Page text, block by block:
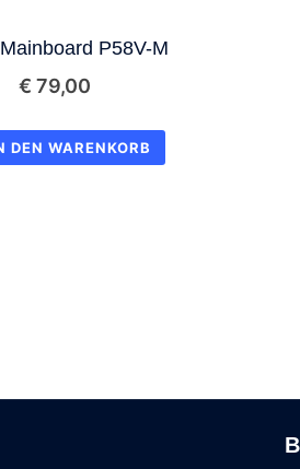
P58V-M
€ 79,00
DEN WARENKORB